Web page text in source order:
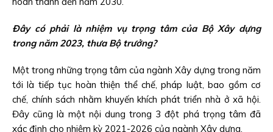
Đây có phải là nhiệm vụ trọng tâm của Bộ Xây dựng
trong năm 2023, thưa Bộ trưởng?
Một trong những trọng tâm của ngành Xây dựng trong năm
tới là tiếp tục hoàn thiện thể chế, pháp luật, bao gồm cơ
chế, chính sách nhằm khuyến khích phát triển nhà ở xã hội.
Đây cũng là một nội dung trong 3 đột phá trọng tâm đã
xác định cho nhiệm kỳ 2021-2026 của ngành Xây dựng.